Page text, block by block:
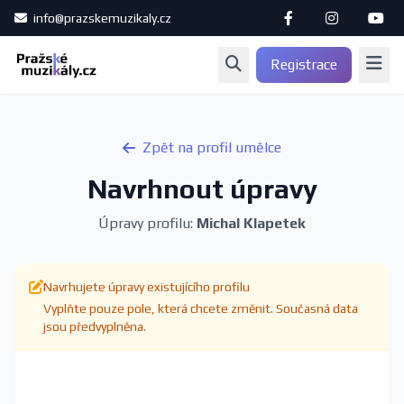
info@prazskemuzikaly.cz
Registrace
Zpět na profil umělce
Navrhnout úpravy
Úpravy profilu: Michal Klapetek
Navrhujete úpravy existujícího profilu
Vyplňte pouze pole, která chcete změnit. Současná data
jsou předvyplněna.